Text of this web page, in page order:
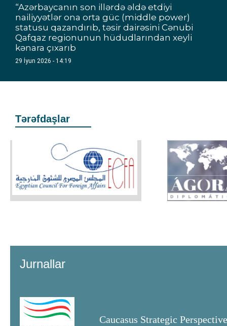
“Azərbaycanın son illərdə əldə etdiyi
nailiyyətlər ona orta güc (middle power)
statusu qazandırıb, təsir dairəsini Cənubi
Qafqaz regionunun hüdudlarından xeyli
kənara çıxarıb
29 İyun 2026 - 14:19
Tərəfdaşlar
Jurnallar
Caucasus Strategic